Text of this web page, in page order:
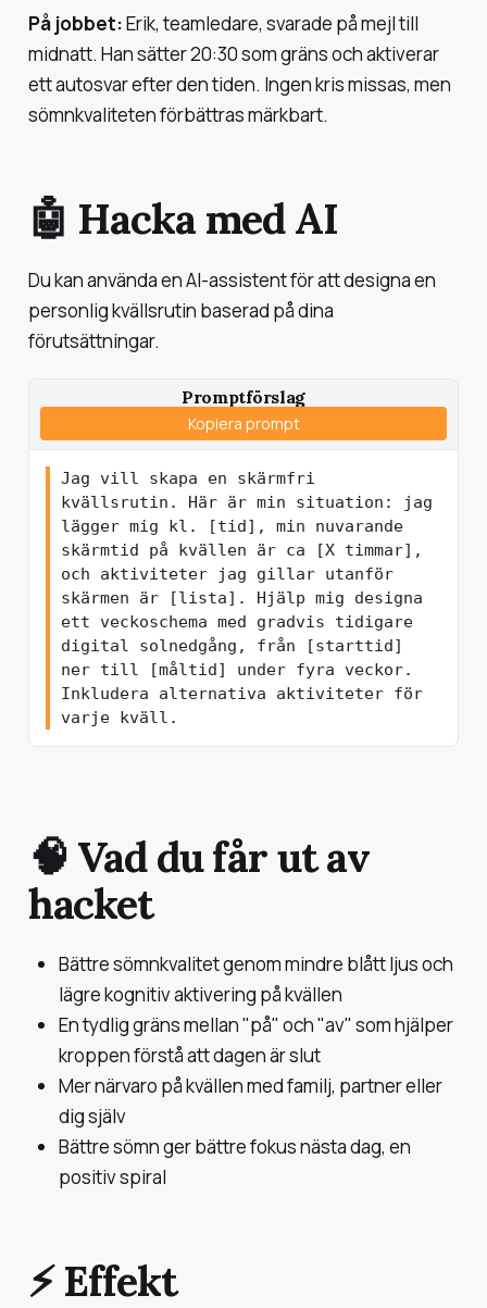
På jobbet:Erik, teamledare, svarade på mejl till
midnatt. Han sätter 20:30 som gräns och aktiverar
ett autosvar efter den tiden. Ingen kris missas, men
sömnkvaliteten förbättras märkbart.
🤖 Hacka med AI
Du kan använda en AI-assistent för att designa en
personlig kvällsrutin baserad på dina
förutsättningar.
Promptförslag
Kopiera prompt
Jag vill skapa en skärmfri
kvällsrutin. Här är min situation: jag
lägger mig kl. [tid], min nuvarande
skärmtid på kvällen är ca [X timmar],
och aktiviteter jag gillar utanför
skärmen är [lista]. Hjälp mig designa
ett veckoschema med gradvis tidigare
digital solnedgång, från [starttid]
ner till [måltid] under fyra veckor.
Inkludera alternativa aktiviteter för
🧠 Vad du får ut av
hacket
Bättre sömnkvalitet genom mindre blått ljus och
lägre kognitiv aktivering på kvällen
En tydlig gräns mellan "på" och "av" som hjälper
kroppen förstå att dagen är slut
Mer närvaro på kvällen med familj, partner eller
dig själv
Bättre sömn ger bättre fokus nästa dag, en
positiv spiral
⚡️ Effekt